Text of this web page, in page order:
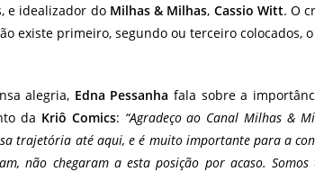
e idealizador do Milhas & Milhas, Cassio Witt. O
existe primeiro, segundo ou terceiro colocados,
alegria, Edna Pessanha fala sobre a
da Kriô Comics: “Agradeço ao Canal Milhas &
trajetória até aqui, e é muito importante para a
não chegaram a esta posição por acaso.